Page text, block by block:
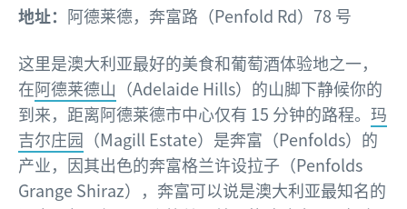
地址： 阿德莱德，奔富路（Penfold Rd）78 号
这里是澳大利亚最好的美食和葡萄酒体验地之一，
在阿德莱德山 （Adelaide Hills）的山脚下静候你的
到来，距离阿德莱德市中心仅有 15 分钟的路程。 玛
吉尔庄园 （Magill Estate）是奔富（Penfolds）的
产业，因其出色的奔富格兰许设拉子（Penfolds
Grange Shiraz），奔富可以说是澳大利亚最知名的